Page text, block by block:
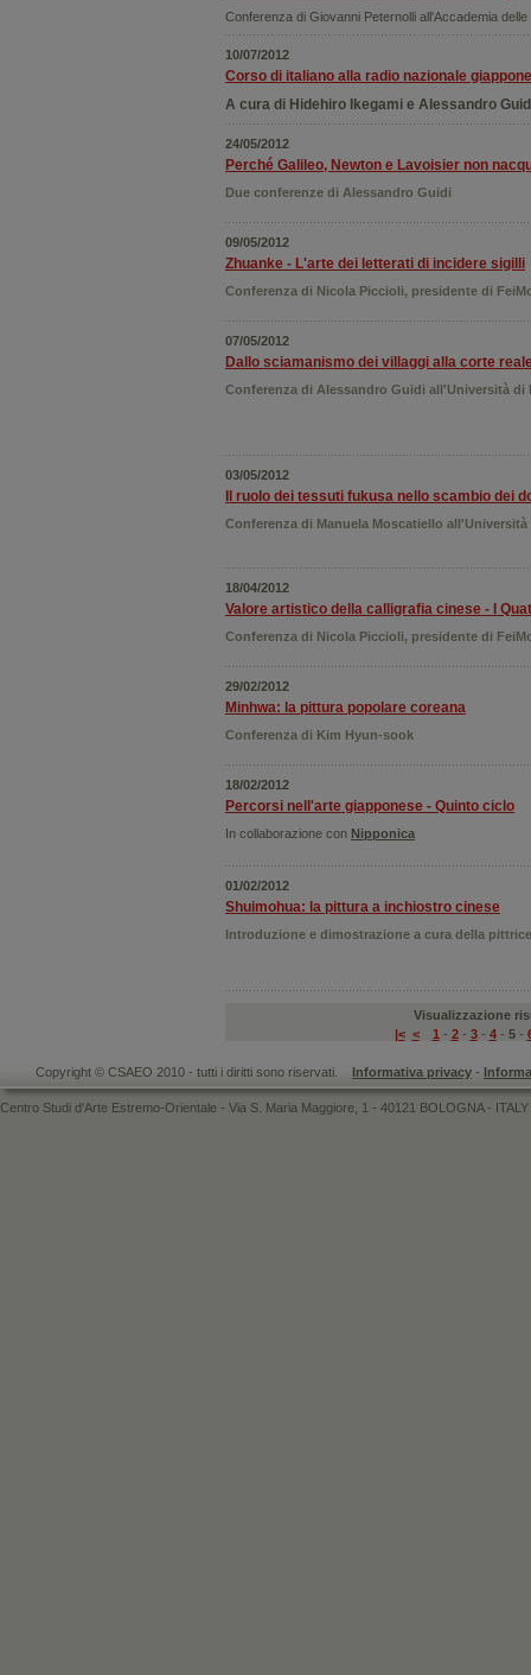
Conferenza di Giovanni Peternolli all'Accademia
10/07/2012
Corso di italiano alla radio nazionale
A cura di Hidehiro Ikegami e Alessandro
24/05/2012
Perché Galileo, Newton e Lavoisier non
Due conferenze di Alessandro Guidi
09/05/2012
Zhuanke - L'arte dei letterati di incidere sigilli
Conferenza di Nicola Piccioli, presidente di
07/05/2012
Dallo sciamanismo dei villaggi alla corte
Conferenza di Alessandro Guidi all'Università di
03/05/2012
Il ruolo dei tessuti fukusa nello scambio dei
Conferenza di Manuela Moscatiello
18/04/2012
Valore artistico della calligrafia cinese - I
Conferenza di Nicola Piccioli, presidente di
29/02/2012
Minhwa: la pittura popolare coreana
Conferenza di Kim Hyun-sook
18/02/2012
Percorsi nell'arte giapponese - Quinto ciclo
In collaborazione con Nipponica
01/02/2012
Shuimohua: la pittura a inchiostro cinese
Introduzione e dimostrazione a cura della
Visualizzazione
|< < 1 - 2- 3- 4- 5-
Copyright © CSAEO 2010 - tutti i diritti sono riservati. Informativa privacy -
Centro Studi d'Arte Estremo-Orientale - Via S. Maria Maggiore, 1 - 40121 BOLOGNA -